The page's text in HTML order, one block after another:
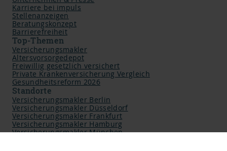
Karriere bei impuls
Stellenanzeigen
Beratungskonzept
Barrierefreiheit
Top-Themen
Versicherungsmakler
Altersvorsorgedepot
Freiwillig gesetzlich versichert
Private Krankenversicherung Vergleich
Gesundheitsreform 2026
Standorte
Versicherungsmakler Berlin
Versicherungsmakler Düsseldorf
Versicherungsmakler Frankfurt
Versicherungsmakler Hamburg
Versicherungsmakler München